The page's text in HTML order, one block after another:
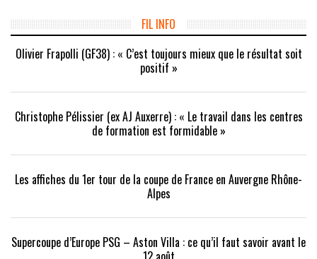
fenêtre)fenêtre)nouvelle
fenêtre)
FIL INFO
Olivier Frapolli (GF38) : « C’est toujours mieux que le résultat soit
positif »
Christophe Pélissier (ex AJ Auxerre) : « Le travail dans les centres
de formation est formidable »
Les affiches du 1er tour de la coupe de France en Auvergne Rhône-
Alpes
Supercoupe d’Europe PSG – Aston Villa : ce qu’il faut savoir avant le